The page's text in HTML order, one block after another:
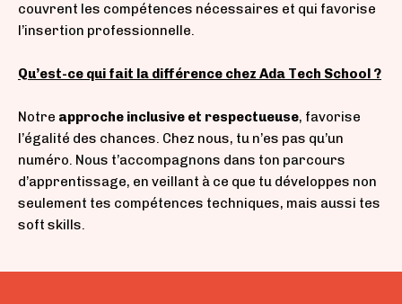
couvrent les compétences nécessaires et qui favorise
l’insertion professionnelle.
Qu’est-ce qui fait la différence chez Ada Tech School ?
Notre approche inclusive et respectueuse, favorise
l’égalité des chances. Chez nous, tu n’es pas qu’un
numéro. Nous t’accompagnons dans ton parcours
d’apprentissage, en veillant à ce que tu développes non
seulement tes compétences techniques, mais aussi tes
soft skills.